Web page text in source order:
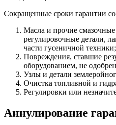
Сокращенные сроки гарантии
Масла и прочие
регулировочные детали,
части гусеничной техники;
Повреждения, ставшие
оборудованием, не
Узлы и детали
Очистка топливной и
Регулировки или
Аннулирование